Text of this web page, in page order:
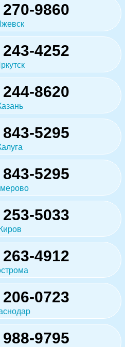
9860
4252
8620
5295
5295
5033
Киров
4912
0723
9795